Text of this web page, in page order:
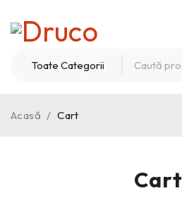
Cart
Acasă / Cart